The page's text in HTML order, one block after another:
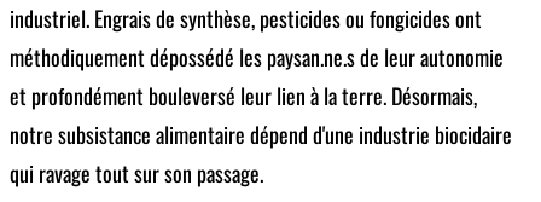
industriel. Engrais de synthèse, pesticides ou fongicides ont
méthodiquement dépossédé les paysan.ne.s de leur autonomie
et profondément bouleversé leur lien à la terre. Désormais,
notre subsistance alimentaire dépend d'une industrie biocidaire
qui ravage tout sur son passage.